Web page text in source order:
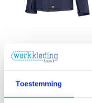
Toestemming
Tricorp Midi Parka Canvas
€155,86 Incl. BTW
Excl. BTW